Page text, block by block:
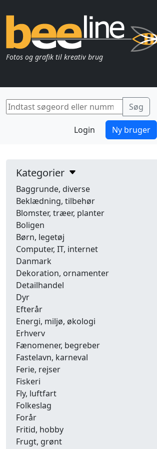
Fotos og grafik til kreativ brug
Login Ny bruger
Kategorier
Baggrunde, diverse
Beklædning, tilbehør
Blomster, træer, planter
Boligen
Børn, legetøj
Computer, IT, internet
Danmark
Dekoration, ornamenter
Detailhandel
Dyr
Efterår
Energi, miljø, økologi
Erhverv
Fænomener, begreber
Fastelavn, karneval
Ferie, rejser
Fiskeri
Fly, luftfart
Folkeslag
Forår
Fritid, hobby
Frugt, grønt